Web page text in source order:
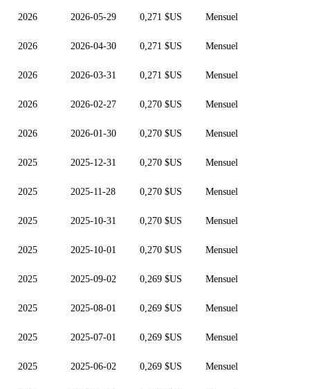
2026 2026-05-29 0,271 $US Mensuel
2026 2026-04-30 0,271 $US Mensuel
2026 2026-03-31 0,271 $US Mensuel
2026 2026-02-27 0,270 $US Mensuel
2026 2026-01-30 0,270 $US Mensuel
2025 2025-12-31 0,270 $US Mensuel
2025 2025-11-28 0,270 $US Mensuel
2025 2025-10-31 0,270 $US Mensuel
2025 2025-10-01 0,270 $US Mensuel
2025 2025-09-02 0,269 $US Mensuel
2025 2025-08-01 0,269 $US Mensuel
2025 2025-07-01 0,269 $US Mensuel
2025 2025-06-02 0,269 $US Mensuel